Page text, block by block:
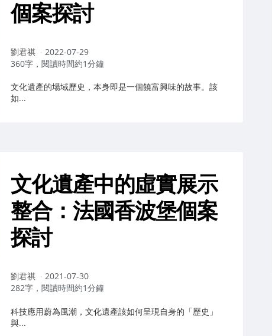
個案探討
作
者：
劉君祺
2022-07-29
360字，閱讀時間約1分鐘
文化遺產的場域歷史，本身即是一個饒富興味的故事。該
如...
文化遺產中的虛實展示
整合：法國香波堡個案
探討
作
者：
劉君祺
2021-07-30
282字，閱讀時間約1分鐘
科技應用蔚為風潮，文化遺產該如何呈現自身的「歷史」
與...